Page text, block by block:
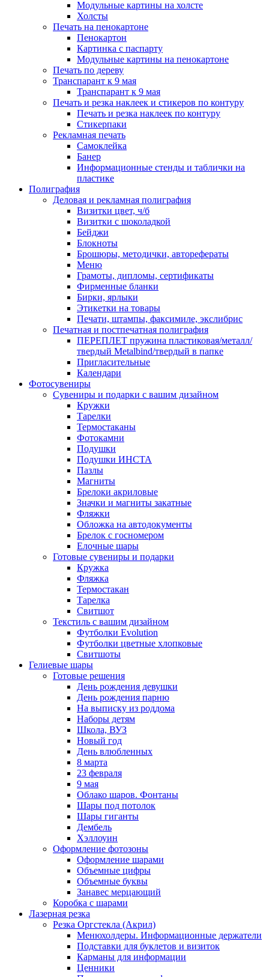
Модульные картины на холсте
Холсты
Печать на пенокартоне
Пенокартон
Картинка с паспарту
Модульные картины на пенокартоне
Печать по дереву
Транспарант к 9 мая
Транспарант к 9 мая
Печать и резка наклеек и стикеров по контуру
Печать и резка наклеек по контуру
Стикерпаки
Рекламная печать
Самоклейка
Банер
Информационные стенды и таблички на
пластике
Полиграфия
Деловая и рекламная полиграфия
Визитки цвет, ч/б
Визитки с шоколадкой
Бейджи
Блокноты
Брошюры, методички, авторефераты
Меню
Грамоты, дипломы, сертификаты
Фирменные бланки
Бирки, ярлыки
Этикетки на товары
Печати, штампы, факсимиле, экслибрис
Печатная и постпечатная полиграфия
ПЕРЕПЛЕТ пружина пластиковая/металл/
твердый Metalbind/твердый в папке
Пригласительные
Календари
Фотосувениры
Сувениры и подарки с вашим дизайном
Кружки
Тарелки
Термостаканы
Фотокамни
Подушки
Подушки ИНСТА
Пазлы
Магниты
Брелоки акриловые
Значки и магниты закатные
Фляжки
Обложка на автодокументы
Брелок с госномером
Елочные шары
Готовые сувениры и подарки
Кружка
Фляжка
Термостакан
Тарелка
Свитшот
Текстиль с вашим дизайном
Футболки Evolution
Футболки цветные хлопковые
Свитшоты
Гелиевые шары
Готовые решения
День рождения девушки
День рождения парню
На выписку из роддома
Наборы детям
Школа, ВУЗ
Новый год
День влюбленных
8 марта
23 февраля
9 мая
Облако шаров. Фонтаны
Шары под потолок
Шары гиганты
Дембель
Хэллоуин
Оформление фотозоны
Оформление шарами
Объемные цифры
Объемные буквы
Занавес мерцающий
Коробка с шарами
Лазерная резка
Резка Оргстекла (Акрил)
Менюхолдеры. Информационные держатели
Подставки для буклетов и визиток
Карманы для информации
Ценники